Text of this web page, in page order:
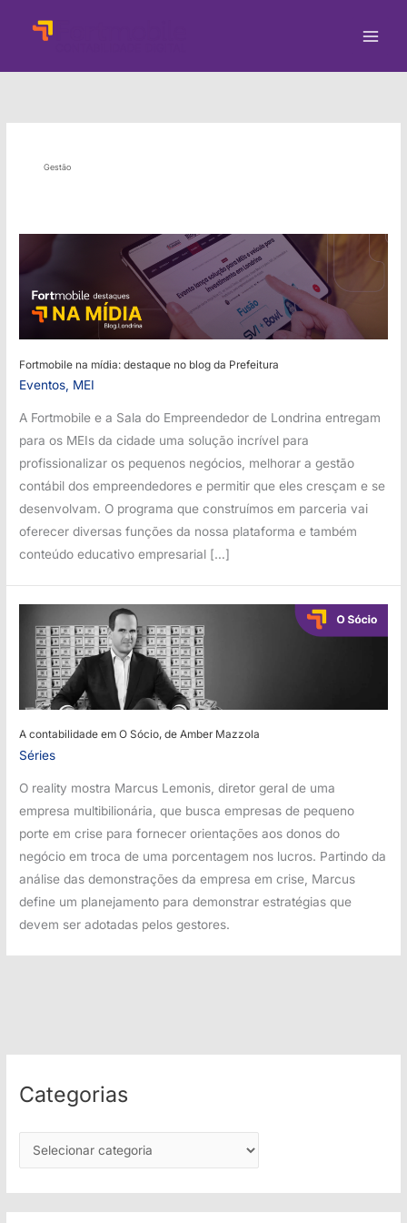
Gestão
Fortmobile na mídia: destaque no blog da Prefeitura
Eventos, MEI
A Fortmobile e a Sala do Empreendedor de Londrina entregam
para os MEIs da cidade uma solução incrível para
profissionalizar os pequenos negócios, melhorar a gestão
contábil dos empreendedores e permitir que eles cresçam e se
desenvolvam. O programa que construímos em parceria vai
oferecer diversas funções da nossa plataforma e também
conteúdo educativo empresarial […]
A contabilidade em O Sócio, de Amber Mazzola
Séries
O reality mostra Marcus Lemonis, diretor geral de uma
empresa multibilionária, que busca empresas de pequeno
porte em crise para fornecer orientações aos donos do
negócio em troca de uma porcentagem nos lucros. Partindo da
análise das demonstrações da empresa em crise, Marcus
define um planejamento para demonstrar estratégias que
devem ser adotadas pelos gestores.
Categorias
a
t
e